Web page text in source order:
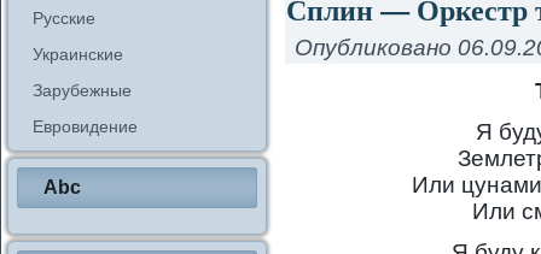
Русские
Украинские
Зарубежные
Евровидение
Abc
Сплин — Оркестр
Опубликовано
Я
Или
Или